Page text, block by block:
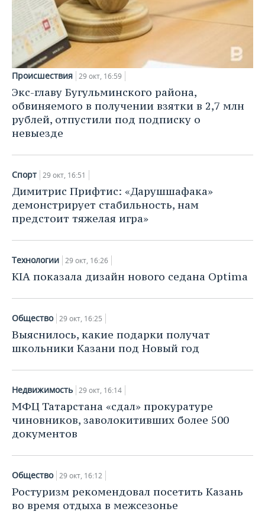
Происшествия 29 окт, 16:59
Экс-главу Бугульминского района,
обвиняемого в получении взятки в 2,7 млн
рублей, отпустили под подписку о
невыезде
Спорт 29 окт, 16:51
Димитрис Прифтис: «Дарушшафака»
демонстрирует стабильность, нам
предстоит тяжелая игра»
Технологии 29 окт, 16:26
KIA показала дизайн нового седана Optima
Общество 29 окт, 16:25
Выяснилось, какие подарки получат
школьники Казани под Новый год
Недвижимость 29 окт, 16:14
МФЦ Татарстана «сдал» прокуратуре
чиновников, заволокитивших более 500
документов
Общество 29 окт, 16:12
Ростуризм рекомендовал посетить Казань
во время отдыха в межсезонье